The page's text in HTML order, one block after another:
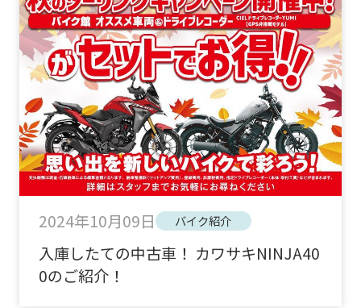
2024年10月09日 バイク紹介
入庫したての中古車！ カワサキNINJA40
0のご紹介！